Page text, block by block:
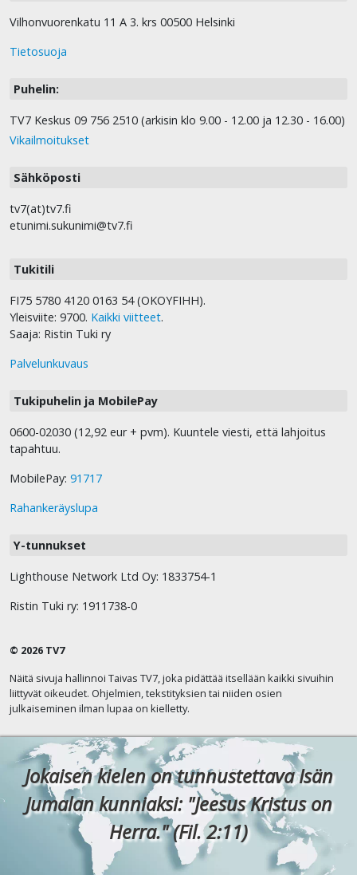
Vilhonvuorenkatu 11 A 3. krs 00500 Helsinki
Tietosuoja
Puhelin:
TV7 Keskus 09 756 2510 (arkisin klo 9.00 - 12.00 ja 12.30 - 16.00)
Vikailmoitukset
Sähköposti
tv7(at)tv7.fi
etunimi.sukunimi@tv7.fi
Tukitili
FI75 5780 4120 0163 54 (OKOYFIHH).
Yleisviite: 9700. Kaikki viitteet.
Saaja: Ristin Tuki ry
Palvelunkuvaus
Tukipuhelin ja MobilePay
0600-02030 (12,92 eur + pvm). Kuuntele viesti, että lahjoitus
tapahtuu.
MobilePay: 91717
Rahankeräyslupa
Y-tunnukset
Lighthouse Network Ltd Oy: 1833754-1
Ristin Tuki ry: 1911738-0
© 2026 TV7
Näitä sivuja hallinnoi Taivas TV7, joka pidättää itsellään kaikki sivuihin
liittyvät oikeudet. Ohjelmien, tekstityksien tai niiden osien
julkaiseminen ilman lupaa on kielletty.
Jokaisen kielen on tunnustettava Isän
Jumalan kunniaksi: "Jeesus Kristus on
Herra." (Fil. 2:11)